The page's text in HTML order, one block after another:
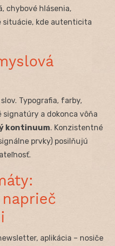
chybové hlásenia,
situácie, kde autenticita
Typografia, farby,
signatúry a dokonca vôňa
kontinuum. Konzistentné
prvky) posilňujú
aplikácia – nosiče